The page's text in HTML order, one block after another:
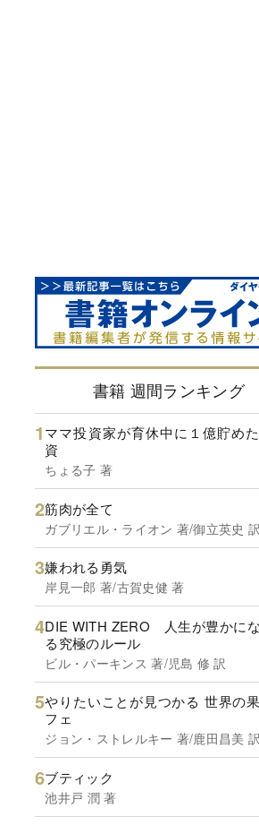
書籍 週間ランキング
ママ投資家が育休中に１億貯め
資
ちょる子 著
筋肉が全て
ガブリエル・ライオン 著/御立英史 訳
嫌われる勇気
岸見一郎 著/古賀史健 著
DIE WITH ZERO 人生が豊かに
る究極のルール
ビル・パーキンス 著/児島 修 訳
やりたいことが見つかる 世界の
フェ
ジョン・ストレルキー 著/鹿田昌美 訳
ブティック
池井戸 潤 著